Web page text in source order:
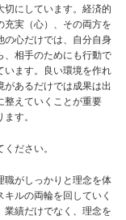
切にしています。経済的
充実（心）、その両方を
の心だけでは、自分自身
、相手のためにも行動で
ます。良い環境を作れ
あるだけでは成果は出
整えていくことが重要
す。
ださい。
職がしっかりと理念を体
ルの両輪を回していく
業績だけでなく、理念を